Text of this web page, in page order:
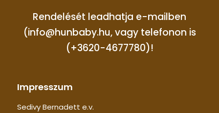
Rendelését leadhatja e-mailben
(info@hunbaby.hu, vagy telefonon is
(+3620-4677780)!
Impresszum
Sedivy Bernadett e.v.